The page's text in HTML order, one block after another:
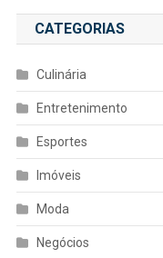
CATEGORIAS
Culinária
Entretenimento
Esportes
Imóveis
Moda
Negócios